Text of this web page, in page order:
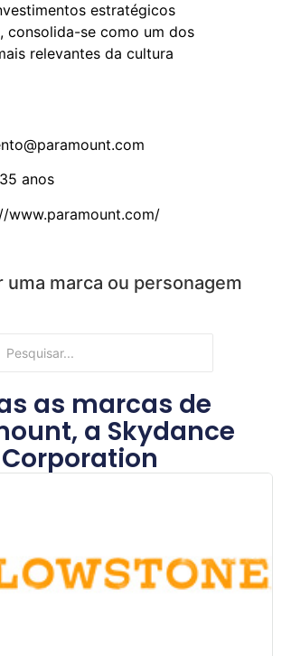
estratégicos
, consolida-se como um dos
relevantes da cultura
anos
www.paramount.com/
uma marca ou personagem
as marcas de
a Skydance
Corporation